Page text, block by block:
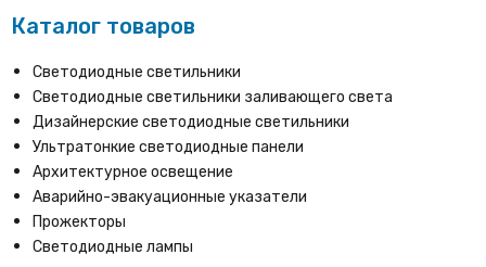
Каталог товаров
Светодиодные светильники
Светодиодные светильники заливающего света
Дизайнерские светодиодные светильники
Ультратонкие светодиодные панели
Архитектурное освещение
Аварийно-эвакуационные указатели
Прожекторы
Светодиодные лампы